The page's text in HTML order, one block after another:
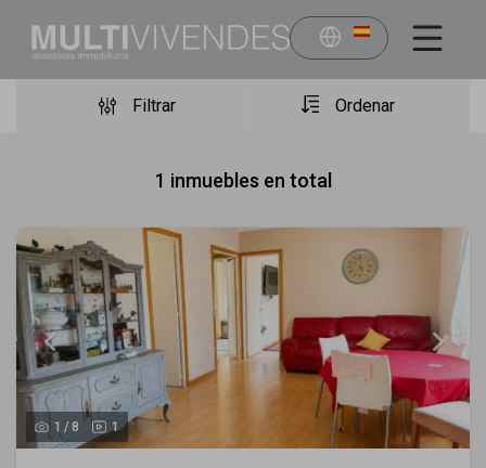
Filtrar Ordenar
1 inmuebles en total
1 /8 1